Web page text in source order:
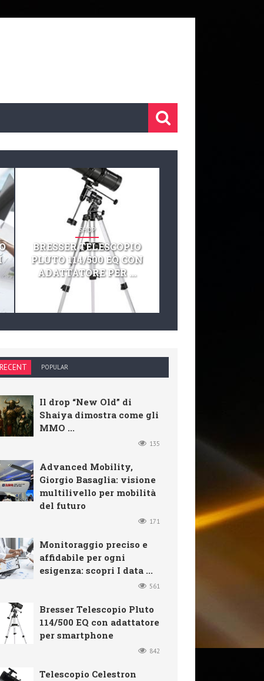
SHOP
BRESSER TELESCOPIO
PLUTO 114/500 EQ CON
ADATTATORE PER ...
RECENT POPULAR
Il drop “New Old” di
Shaiya dimostra come gli
MMO ...
135
Advanced Mobility,
Giorgio Basaglia: visione
multilivello per mobilità
del futuro
171
Monitoraggio preciso e
affidabile per ogni
esigenza: scopri I data ...
561
Bresser Telescopio Pluto
114/500 EQ con adattatore
per smartphone
842
Telescopio Celestron